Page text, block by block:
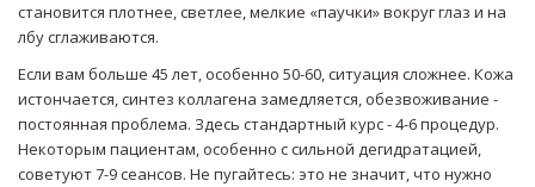
становится плотнее, светлее, мелкие «паучки» вокруг глаз и на
лбу сглаживаются.
Если вам больше 45 лет, особенно 50-60, ситуация сложнее. Кожа
истончается, синтез коллагена замедляется, обезвоживание -
постоянная проблема. Здесь стандартный курс - 4-6 процедур.
Некоторым пациентам, особенно с сильной дегидратацией,
советуют 7-9 сеансов. Не пугайтесь: это не значит, что нужно